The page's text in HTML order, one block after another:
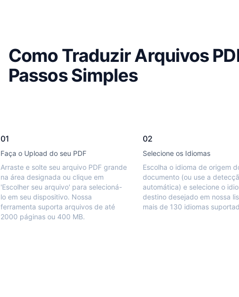
Como Traduzir Arquivos
Passos Simples
01
Faça o Upload do seu PDF
Arraste e solte seu arquivo PDF grande
na área designada ou clique em
'Escolher seu arquivo' para selecioná-
lo em seu dispositivo. Nossa
ferramenta suporta arquivos de até
2000 páginas ou 400 MB.
02
Selecione os Idiomas
Escolha o idioma de origem
documento (ou use a
automática) e selecione o
destino desejado em nossa
mais de 130 idiomas